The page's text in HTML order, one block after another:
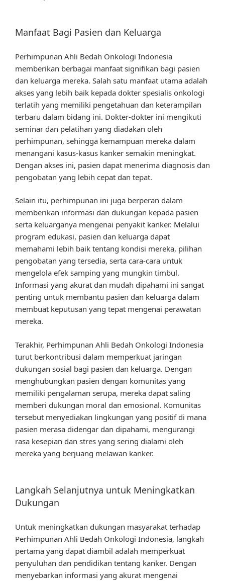
Manfaat Bagi Pasien dan Keluarga
Perhimpunan Ahli Bedah Onkologi Indonesia
memberikan berbagai manfaat signifikan bagi pasien
dan keluarga mereka. Salah satu manfaat utama adalah
akses yang lebih baik kepada dokter spesialis onkologi
terlatih yang memiliki pengetahuan dan keterampilan
terbaru dalam bidang ini. Dokter-dokter ini mengikuti
seminar dan pelatihan yang diadakan oleh
perhimpunan, sehingga kemampuan mereka dalam
menangani kasus-kasus kanker semakin meningkat.
Dengan akses ini, pasien dapat menerima diagnosis dan
pengobatan yang lebih cepat dan tepat.
Selain itu, perhimpunan ini juga berperan dalam
memberikan informasi dan dukungan kepada pasien
serta keluarganya mengenai penyakit kanker. Melalui
program edukasi, pasien dan keluarga dapat
memahami lebih baik tentang kondisi mereka, pilihan
pengobatan yang tersedia, serta cara-cara untuk
mengelola efek samping yang mungkin timbul.
Informasi yang akurat dan mudah dipahami ini sangat
penting untuk membantu pasien dan keluarga dalam
membuat keputusan yang tepat mengenai perawatan
mereka.
Terakhir, Perhimpunan Ahli Bedah Onkologi Indonesia
turut berkontribusi dalam memperkuat jaringan
dukungan sosial bagi pasien dan keluarga. Dengan
menghubungkan pasien dengan komunitas yang
memiliki pengalaman serupa, mereka dapat saling
memberi dukungan moral dan emosional. Komunitas
tersebut menyediakan lingkungan yang positif di mana
pasien merasa didengar dan dipahami, mengurangi
rasa kesepian dan stres yang sering dialami oleh
mereka yang berjuang melawan kanker.
Langkah Selanjutnya untuk Meningkatkan
Dukungan
Untuk meningkatkan dukungan masyarakat terhadap
Perhimpunan Ahli Bedah Onkologi Indonesia, langkah
pertama yang dapat diambil adalah memperkuat
penyuluhan dan pendidikan tentang kanker. Dengan
menyebarkan informasi yang akurat mengenai